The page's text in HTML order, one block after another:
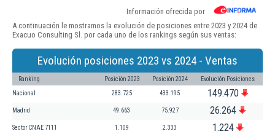
Información ofrecida por
A continuación le mostramos la evolución de posiciones entre 2023 y 2024 de
Exacuo Consulting Sl. por cada uno de los rankings según sus ventas:
Evolución posiciones 2023 vs 2024 - Ventas
Ranking Posición 2023 Posición 2024 Evolución Posiciones
Nacional 283.725 433.195 149.470
Madrid 49.663 75.927 26.264
Sector CNAE 7111 1.109 2.333 1.224